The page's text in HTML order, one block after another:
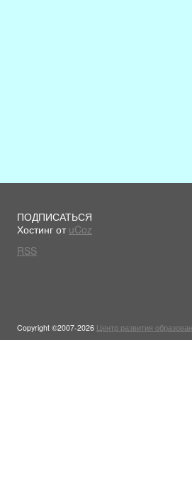
ПОДПИСАТЬСЯ
Хостинг от uCoz
RSS
Copyright ©2007-2026 Центр развития